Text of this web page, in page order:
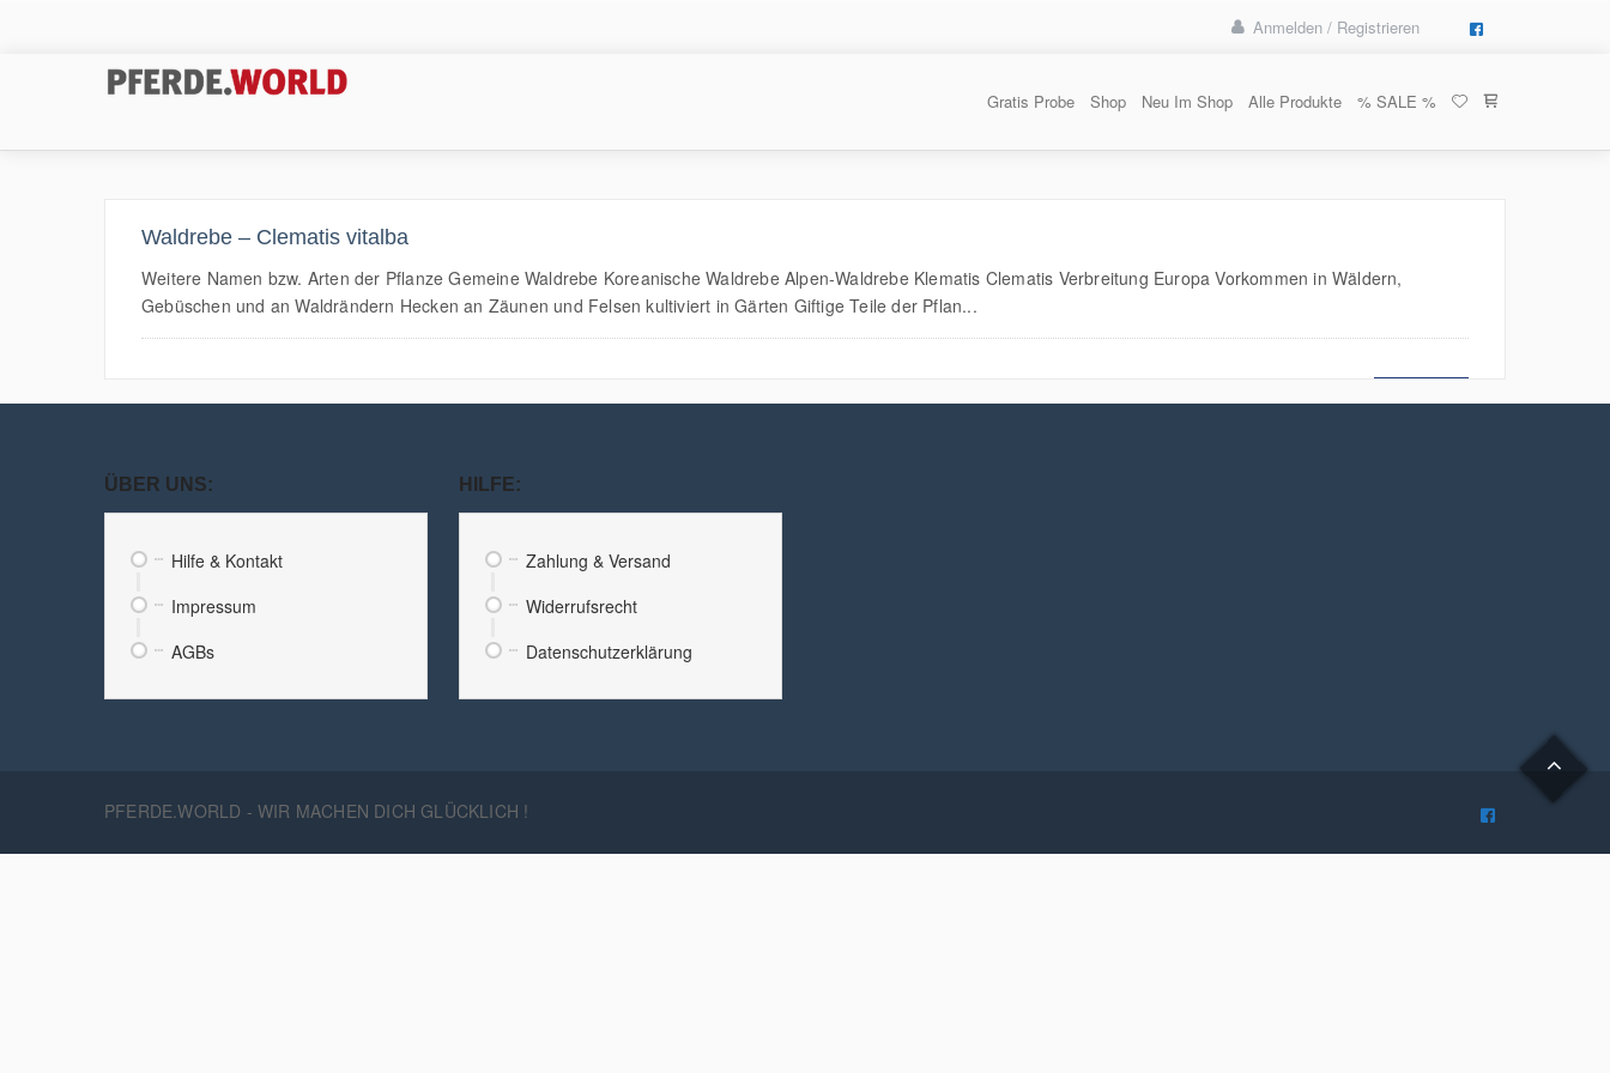
Anmelden / Registrieren
Gratis Probe Shop Neu Im Shop Alle Produkte % SALE %
Waldrebe – Clematis vitalba
Weitere Namen bzw. Arten der Pflanze Gemeine Waldrebe Koreanische Waldrebe Alpen-Waldrebe Klematis Clematis Verbreitung Europa Vorkommen in Wäldern,
Gebüschen und an Waldrändern Hecken an Zäunen und Felsen kultiviert in Gärten Giftige Teile der Pflan...
ÜBER UNS:
Hilfe & Kontakt
Impressum
AGBs
HILFE:
Zahlung & Versand
Widerrufsrecht
Datenschutzerklärung
PFERDE.WORLD - WIR MACHEN DICH GLÜCKLICH !